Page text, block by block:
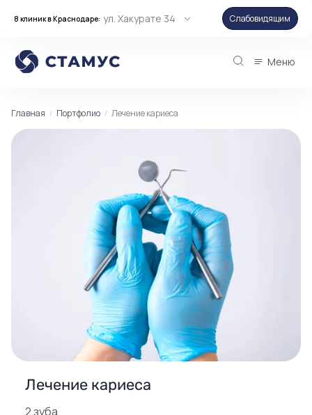
8 клиник в Краснодаре: ул. Хакурате 34 Слабовидящим
Меню
Главная Портфолио Лечение кариеса
Лечение кариеса
2 зуба